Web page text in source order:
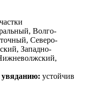
Волго-
Северо-
Западно-
увяданию: устойчив